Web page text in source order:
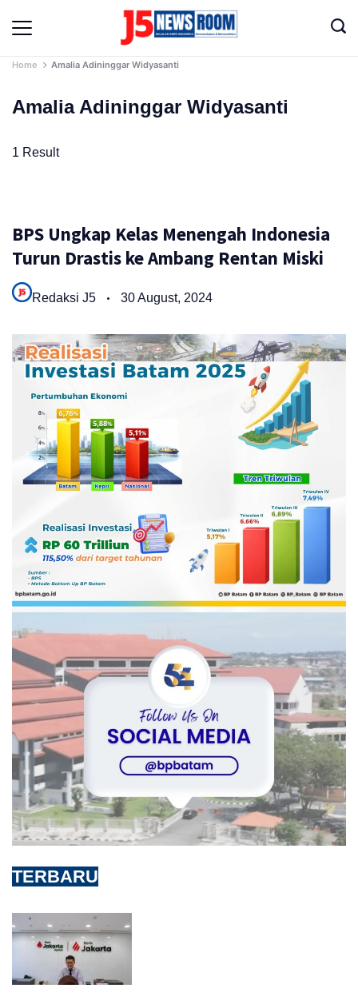
content
Dewan
Pers
Home Amalia Adininggar Widyasanti
Amalia Adininggar Widyasanti
1 Result
BPS Ungkap Kelas Menengah Indonesia
Turun Drastis ke Ambang Rentan Miski
Redaksi J5 30 August, 2024
TERBARU